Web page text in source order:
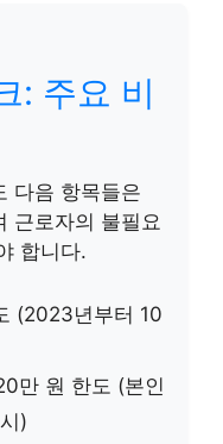
: 주요 비
다음 항목들은
근로자의 불필요
합니다.
(2023년부터 10
만 원 한도 (본인
)